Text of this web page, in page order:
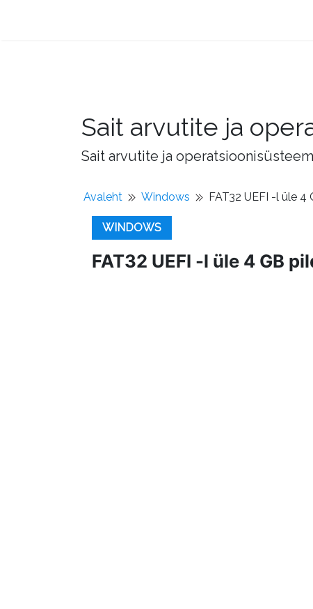
Sait arvutite ja
Sait arvutite ja
Avaleht Windows FAT32 UEFI -l üle
WINDOWS
FAT32 UEFI -l üle 4 GB